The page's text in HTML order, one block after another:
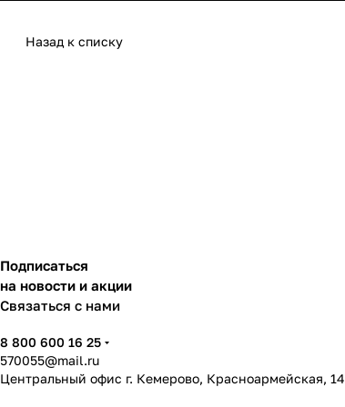
Назад к списку
Подписаться
на новости и акции
Связаться с нами
8 800 600 16 25
570055@mail.ru
Центральный офис г. Кемерово, Красноармейская, 14